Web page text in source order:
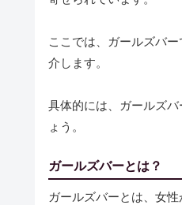
ここでは、ガールズバ
介します。
具体的には、ガールズ
ょう。
ガールズバーとは？
ガールズバーとは、女